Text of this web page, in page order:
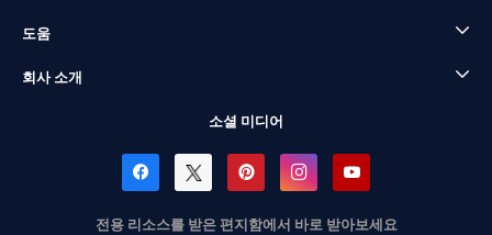
도움
회사 소개
소셜 미디어
전용 리소스를 받은 편지함에서 바로 받아보세요